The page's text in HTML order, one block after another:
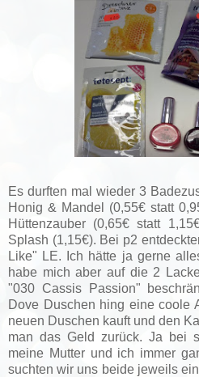
Es durften mal wieder 3
Honig & Mandel (0,55€ statt
Hüttenzauber (0,65€ statt
Splash (1,15€). Bei p2
Like" LE. Ich hätte ja gerne
habe mich aber auf die 2
"030 Cassis Passion"
Dove Duschen hing eine coole
neuen Duschen kauft und den
man das Geld zurück. Ja bei
meine Mutter und ich immer
suchten wir uns beide jeweils